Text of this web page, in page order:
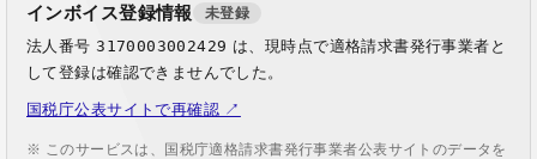
インボイス登録情報 未登録
法人番号3170003002429 は、現時点で適格請求書発行事業者と
して登録は確認できませんでした。
国税庁公表サイトで再確認 ↗
※ このサービスは、国税庁適格請求書発行事業者公表サイトのデータを